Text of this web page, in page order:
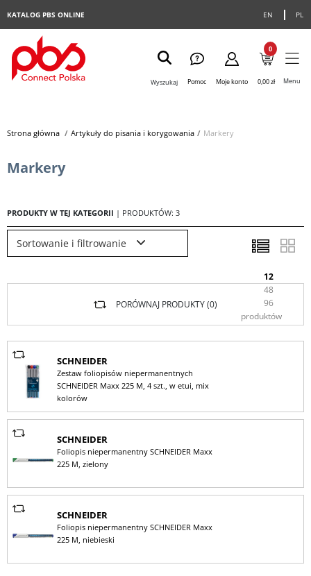
EN PL
KATALOG PBS ONLINE
Wyszukaj Pomoc Moje konto
0
0,00 zł Menu
Strona główna> Artykuły do pisania i korygowania> Markery
Markery
PRODUKTY W TEJ KATEGORII | PRODUKTÓW: 3
Sortowanie i filtrowanie
12
48
96
produktów
PORÓWNAJ PRODUKTY (0)
SCHNEIDER
Zestaw foliopisów niepermanentnych
SCHNEIDER Maxx 225 M, 4 szt., w etui, mix
kolorów
SCHNEIDER
Foliopis niepermanentny SCHNEIDER Maxx
225 M, zielony
SCHNEIDER
Foliopis niepermanentny SCHNEIDER Maxx
225 M, niebieski